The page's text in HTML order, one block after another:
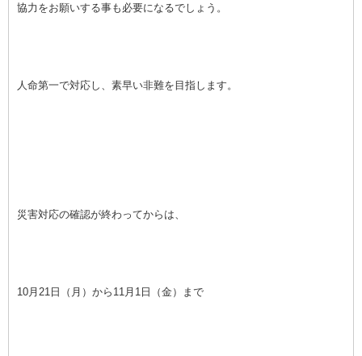
協力をお願いする事も必要になるでしょう。
人命第一で対応し、素早い非難を目指します。
災害対応の確認が終わってからは、
10月21日（月）から11月1日（金）まで